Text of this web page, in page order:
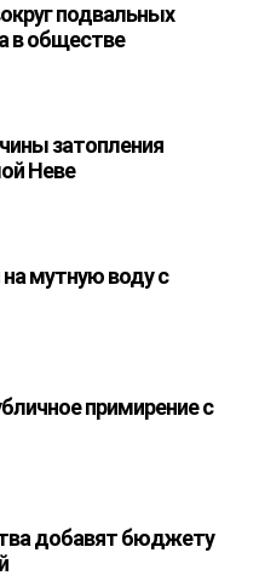
подвальных
в обществе
затопления
Неве
мутную воду с
примирение с
добавят бюджету